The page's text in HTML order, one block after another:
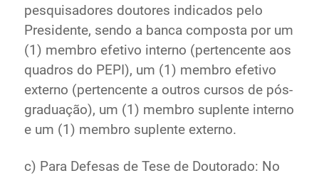
pesquisadores doutores indicados pelo
Presidente, sendo a banca composta por um
(1) membro efetivo interno (pertencente aos
quadros do PEPI), um (1) membro efetivo
externo (pertencente a outros cursos de pós-
graduação), um (1) membro suplente interno
e um (1) membro suplente externo.
c) Para Defesas de Tese de Doutorado: No